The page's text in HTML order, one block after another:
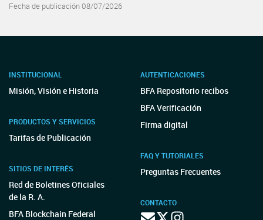
Fecha de publicación 08/07/2026
INSTITUCIONAL
Misión, Visión e Historia
PRODUCTOS Y SERVICIOS
Tarifas de Publicación
SITIOS DE INTERÉS
Red de Boletines Oficiales
de la R. A.
BFA Blockchain Federal
AUTENTICACIONES
BFA Repositorio recibos
BFA Verificación
Firma digital
FAQ Y TUTORIALES
Preguntas Frecuentes
CONTACTO